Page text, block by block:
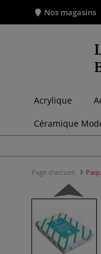
Nos magasins
Acrylique
Céramique
Page d'accueil